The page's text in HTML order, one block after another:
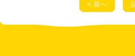
< 前へ